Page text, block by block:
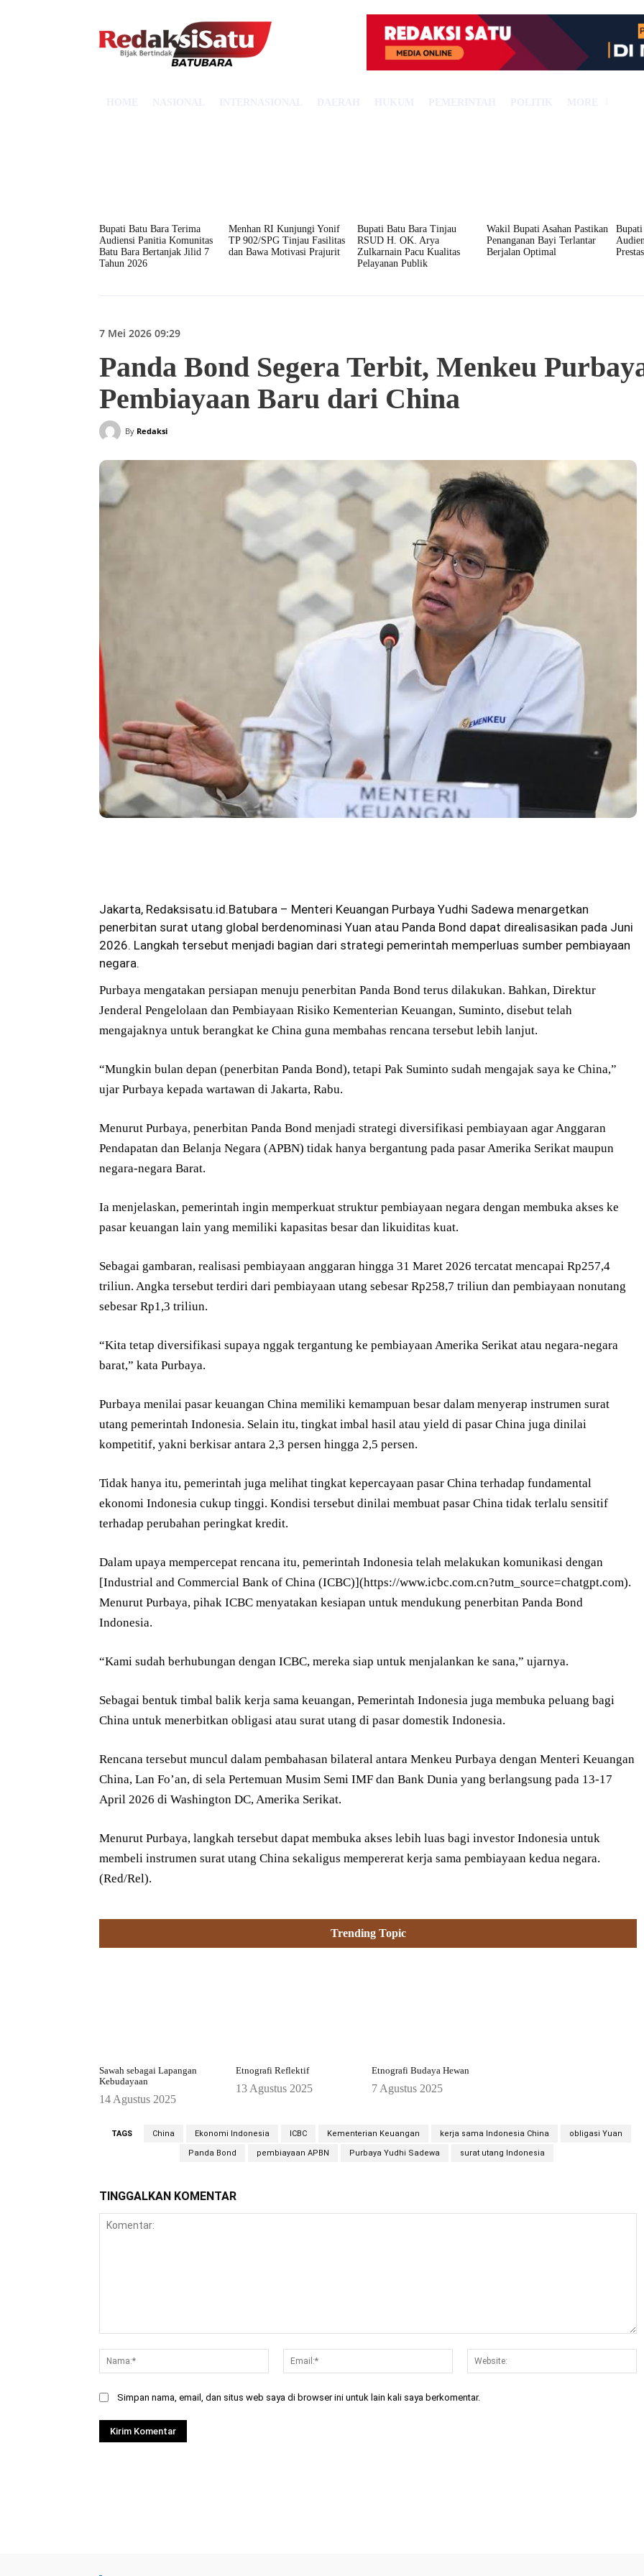
Bupati Batu Bara Terima
Audiensi Panitia Komunitas
Batu Bara Bertanjak Jilid 7
Tahun 2026
Menhan RI Kunjungi Yonif
TP 902/SPG Tinjau Fasilitas
dan Bawa Motivasi Prajurit
Bupati Batu Bara Tinjau
RSUD H. OK. Arya
Zulkarnain Pacu Kualitas
Pelayanan Publik
Wakil Bupati Asahan Pastikan
Penanganan Bayi Terlantar
Berjalan Optimal
7 Mei 2026 09:29
Panda Bond Segera Terbit, Menkeu
Pembiayaan Baru dari China
By Redaksi
Jakarta, Redaksisatu.id.Batubara – Menteri Keuangan Purbaya Yudhi Sadewa menargetkan
penerbitan surat utang global berdenominasi Yuan atau Panda Bond dapat direalisasikan pada Juni
2026. Langkah tersebut menjadi bagian dari strategi pemerintah memperluas sumber pembiayaan
negara.
Purbaya mengatakan persiapan menuju penerbitan Panda Bond terus dilakukan. Bahkan, Direktur
Jenderal Pengelolaan dan Pembiayaan Risiko Kementerian Keuangan, Suminto, disebut telah
mengajaknya untuk berangkat ke China guna membahas rencana tersebut lebih lanjut.
“Mungkin bulan depan (penerbitan Panda Bond), tetapi Pak Suminto sudah mengajak saya ke China,”
ujar Purbaya kepada wartawan di Jakarta, Rabu.
Menurut Purbaya, penerbitan Panda Bond menjadi strategi diversifikasi pembiayaan agar Anggaran
Pendapatan dan Belanja Negara (APBN) tidak hanya bergantung pada pasar Amerika Serikat maupun
negara-negara Barat.
Ia menjelaskan, pemerintah ingin memperkuat struktur pembiayaan negara dengan membuka akses ke
pasar keuangan lain yang memiliki kapasitas besar dan likuiditas kuat.
Sebagai gambaran, realisasi pembiayaan anggaran hingga 31 Maret 2026 tercatat mencapai Rp257,4
triliun. Angka tersebut terdiri dari pembiayaan utang sebesar Rp258,7 triliun dan pembiayaan nonutang
sebesar Rp1,3 triliun.
“Kita tetap diversifikasi supaya nggak tergantung ke pembiayaan Amerika Serikat atau negara-negara
barat,” kata Purbaya.
Purbaya menilai pasar keuangan China memiliki kemampuan besar dalam menyerap instrumen surat
utang pemerintah Indonesia. Selain itu, tingkat imbal hasil atau yield di pasar China juga dinilai
kompetitif, yakni berkisar antara 2,3 persen hingga 2,5 persen.
Tidak hanya itu, pemerintah juga melihat tingkat kepercayaan pasar China terhadap fundamental
ekonomi Indonesia cukup tinggi. Kondisi tersebut dinilai membuat pasar China tidak terlalu sensitif
terhadap perubahan peringkat kredit.
Dalam upaya mempercepat rencana itu, pemerintah Indonesia telah melakukan komunikasi dengan
[Industrial and Commercial Bank of China (ICBC)](https://www.icbc.com.cn?utm_source=chatgpt.com).
Menurut Purbaya, pihak ICBC menyatakan kesiapan untuk mendukung penerbitan Panda Bond
Indonesia.
“Kami sudah berhubungan dengan ICBC, mereka siap untuk menjalankan ke sana,” ujarnya.
Sebagai bentuk timbal balik kerja sama keuangan, Pemerintah Indonesia juga membuka peluang bagi
China untuk menerbitkan obligasi atau surat utang di pasar domestik Indonesia.
Rencana tersebut muncul dalam pembahasan bilateral antara Menkeu Purbaya dengan Menteri Keuangan
China, Lan Fo’an, di sela Pertemuan Musim Semi IMF dan Bank Dunia yang berlangsung pada 13-17
April 2026 di Washington DC, Amerika Serikat.
Menurut Purbaya, langkah tersebut dapat membuka akses lebih luas bagi investor Indonesia untuk
membeli instrumen surat utang China sekaligus mempererat kerja sama pembiayaan kedua negara.
(Red/Rel).
Trending Topic
Sawah sebagai Lapangan
Kebudayaan
14 Agustus 2025
Etnografi Reflektif
13 Agustus 2025
Etnografi Budaya Hewan
7 Agustus 2025
TAGS China Ekonomi Indonesia ICBC Kementerian Keuangan kerja sama Indonesia China obligasi Yuan
Panda Bond pembiayaan APBN Purbaya Yudhi Sadewa surat utang Indonesia
TINGGALKAN KOMENTAR
Nama:*
Email:*
Simpan nama, email, dan situs web saya di browser ini untuk lain kali saya berkomentar.